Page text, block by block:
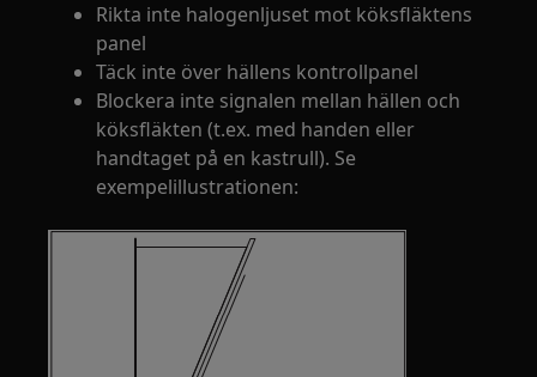
Rikta inte halogenljuset mot köksfläktens
panel
Täck inte över hällens kontrollpanel
Blockera inte signalen mellan hällen och
köksfläkten (t.ex. med handen eller
handtaget på en kastrull). Se
exempelillustrationen: